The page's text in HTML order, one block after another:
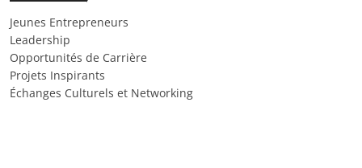
Jeunes Entrepreneurs
Leadership
Opportunités de Carrière
Projets Inspirants
Échanges Culturels et Networking